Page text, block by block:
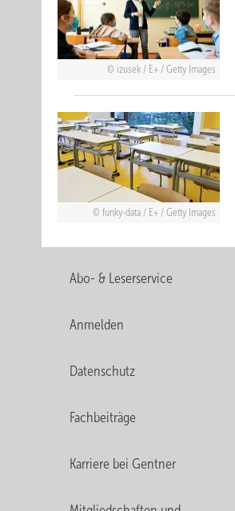
izusek / E+ / Getty Images
funky-data / E+ / Getty Images
Abo- & Leserservice
Anmelden
Datenschutz
Fachbeiträge
Karriere bei Gentner